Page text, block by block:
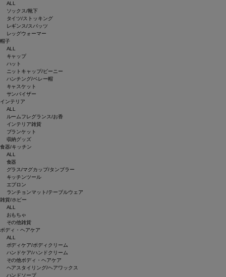
ALL
ソックス/靴下
タイツ/ストッキング
レギンス/スパッツ
レッグウォーマー
帽子
ALL
キャップ
ハット
ニットキャップ/ビーニー
ハンチング/ベレー帽
キャスケット
サンバイザー
インテリア
ALL
ルームフレグランス/お香
インテリア雑貨
ブランケット
収納グッズ
食器/キッチン
ALL
食器
グラス/マグカップ/タンブラー
キッチンツール
エプロン
ランチョンマット/テーブルウェア
雑貨/ホビー
ALL
おもちゃ
その他雑貨
ボディ・ヘアケア
ALL
ボディケア/ボディクリーム
ハンドケア/ハンドクリーム
その他ボディ・ヘアケア
ヘアスタイリング/ヘアワックス
ハンドソープ